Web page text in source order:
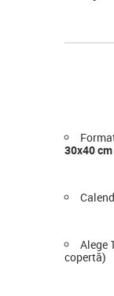
30x40
Alege
copertă)